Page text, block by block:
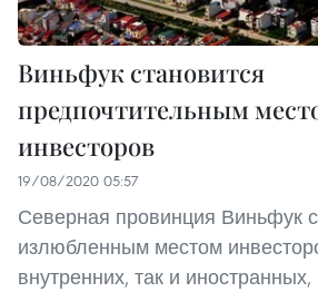
Виньфук становится
предпочтительным
инвесторов
19/08/2020 05:57
Северная провинция Виньфук
излюбленным местом
внутренних, так и